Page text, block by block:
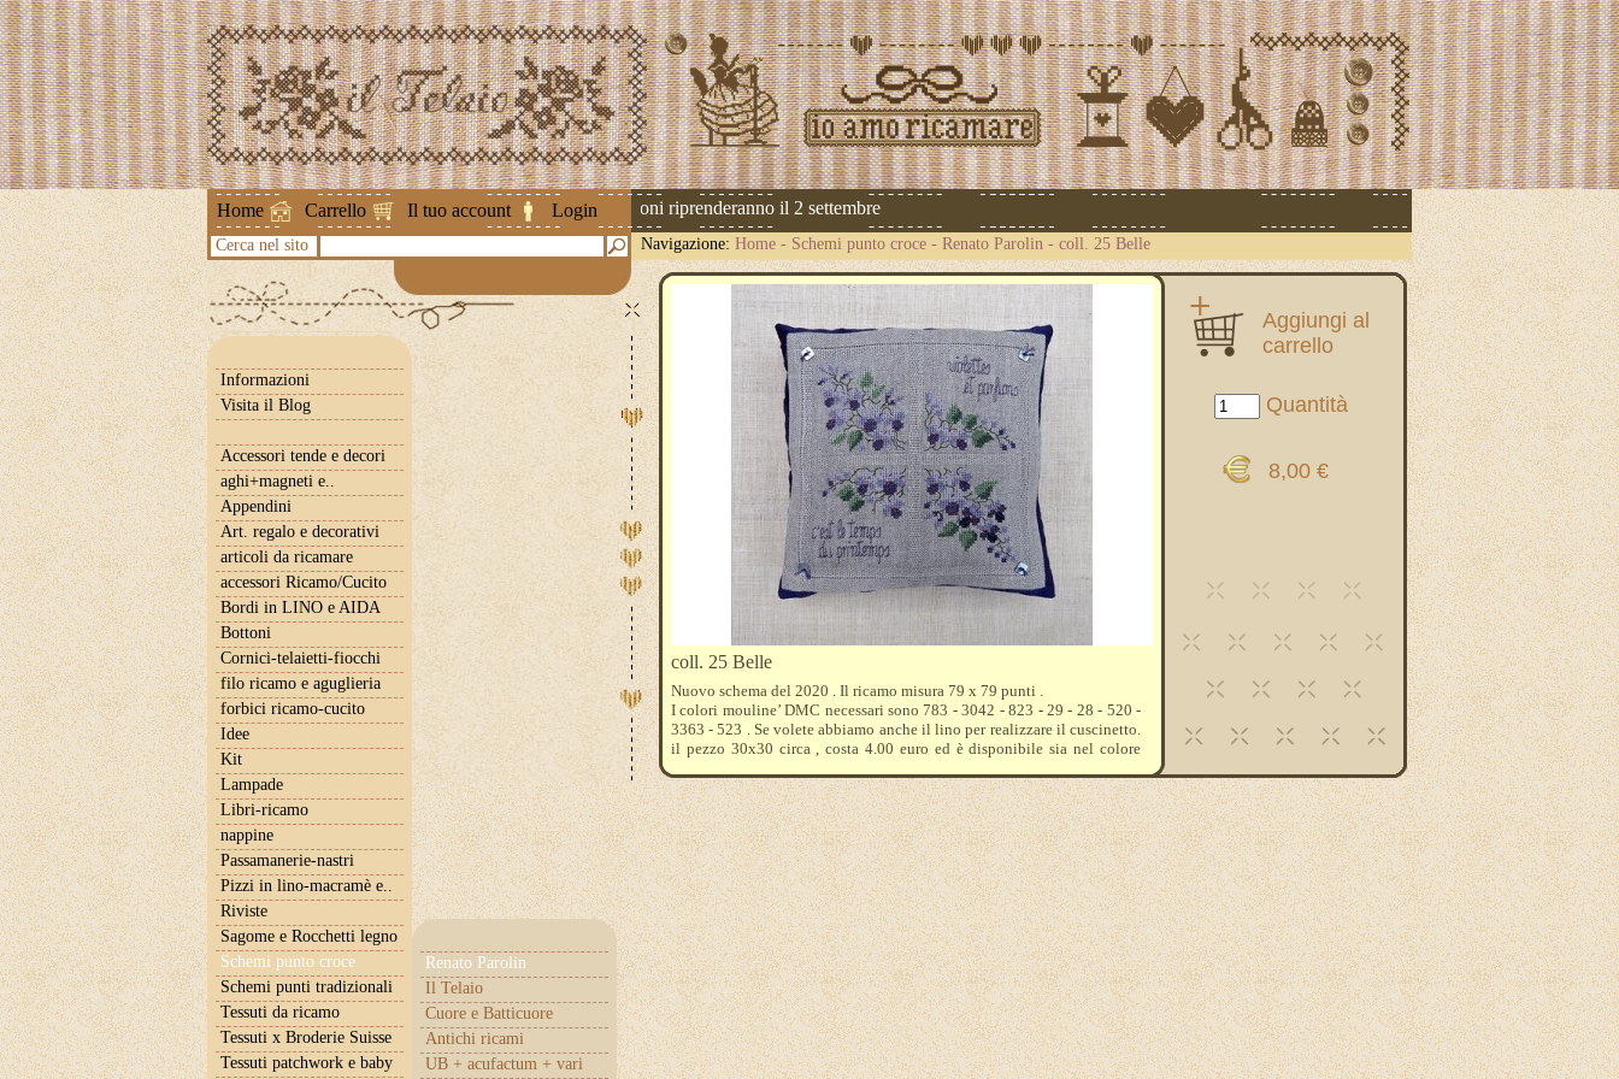
Home Carrello Il tuo account Login
Attenzione ! Le spedizioni riprenderanno il 2 settembre
Cerca nel sito Navigazione: Home - Schemi punto croce - Renato Parolin - coll. 25 Belle
Informazioni
Visita il Blog
Accessori tende e decori
aghi+magneti e..
Appendini
Art. regalo e decorativi
articoli da ricamare
accessori Ricamo/Cucito
Bordi in LINO e AIDA
Bottoni
Cornici-telaietti-fiocchi
filo ricamo e aguglieria
forbici ricamo-cucito
Idee
Kit
Lampade
Libri-ricamo
nappine
Passamanerie-nastri
Pizzi in lino-macramè e..
Riviste
Sagome e Rocchetti legno
Schemi punto croce
Renato Parolin
Il Telaio
Cuore e Batticuore
Antichi ricami
UB + acufactum + vari
Schemi punti tradizionali
Tessuti da ricamo
Tessuti x Broderie Suisse
Tessuti patchwork e baby
Aggiungi al
carrello
Quantità
8,00 €
coll. 25 Belle
Nuovo schema del 2020 . Il ricamo misura 79 x 79 punti .
I colori mouline’ DMC necessari sono 783 - 3042 - 823 - 29 - 28 - 520 -
3363 - 523 . Se volete abbiamo anche il lino per realizzare il cuscinetto.
il pezzo 30x30 circa , costa 4.00 euro ed è disponibile sia nel colore